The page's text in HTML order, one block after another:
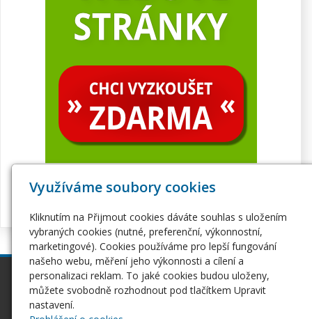
inPage
Webové stránky
Pro začátečníky
Webhosting
Hosting
Využíváme soubory cookies
Kliknutím na Přijmout cookies dáváte souhlas s uložením
vybraných cookies (nutné, preferenční, výkonnostní,
marketingové). Cookies používáme pro lepší fungování
našeho webu, měření jeho výkonnosti a cílení a
personalizaci reklam. To jaké cookies budou uloženy,
můžete svobodně rozhodnout pod tlačítkem Upravit
nastavení.